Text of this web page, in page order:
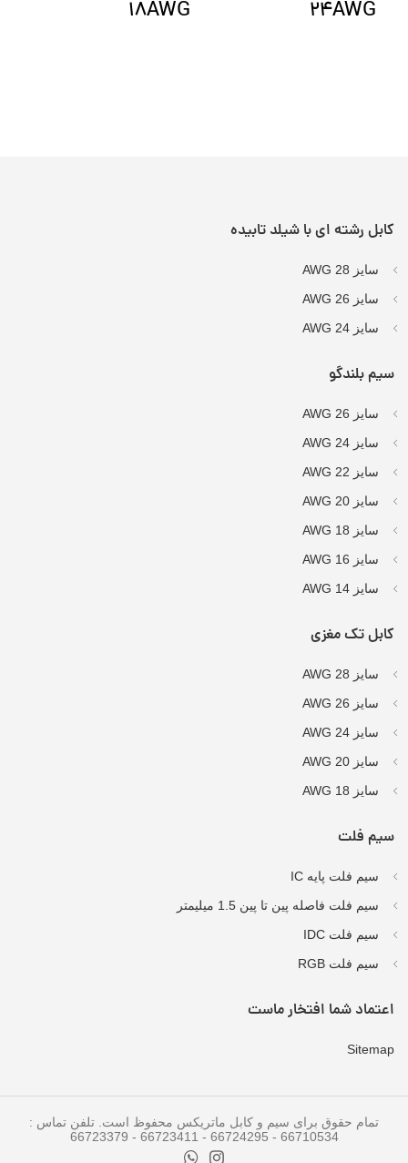
24AWG
18AWG
کابل رشته ای با شیلد تابیده
سایز AWG 28
سایز AWG 26
سایز AWG 24
سیم بلندگو
سایز AWG 26
سایز AWG 24
سایز AWG 22
سایز AWG 20
سایز AWG 18
سایز AWG 16
سایز AWG 14
کابل تک مغزی
سایز AWG 28
سایز AWG 26
سایز AWG 24
سایز AWG 20
سایز AWG 18
سیم فلت
سیم فلت پایه IC
سیم فلت فاصله پین تا پین 1.5 میلیمتر
سیم فلت IDC
سیم فلت RGB
اعتماد شما افتخار ماست
Sitemap
تمام حقوق برای سیم و کابل ماتریکس محفوظ است. تلفن تماس :
66710534 - 66724295 - 66723411 - 66723379